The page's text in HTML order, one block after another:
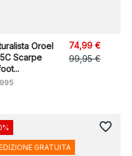
Oroel
Scarpe
74,99 €
99,95 €
GRATUITA
favorite_border